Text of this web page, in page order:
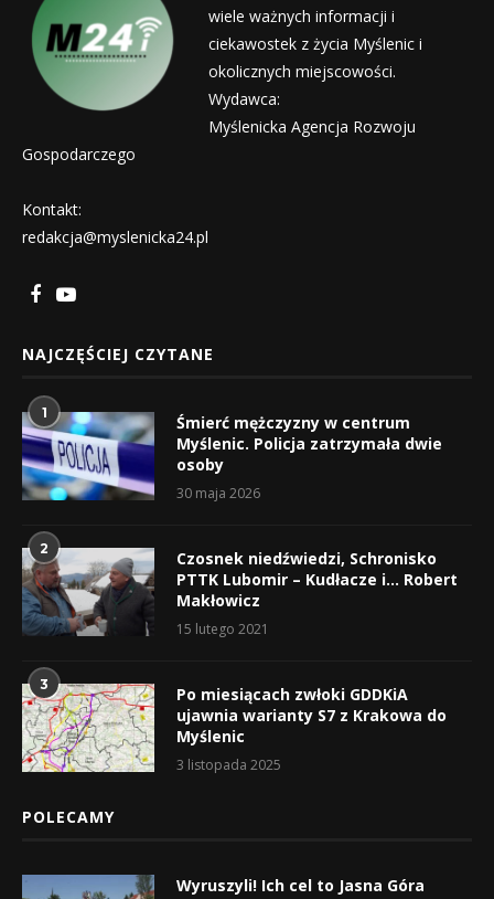
wiele ważnych informacji i
ciekawostek z życia Myślenic i
okolicznych miejscowości.
Wydawca:
Myślenicka Agencja Rozwoju
Gospodarczego
Kontakt:
redakcja@myslenicka24.pl
NAJCZĘŚCIEJ CZYTANE
1
Śmierć mężczyzny w centrum
Myślenic. Policja zatrzymała dwie
osoby
30 maja 2026
2
Czosnek niedźwiedzi, Schronisko
PTTK Lubomir – Kudłacze i… Robert
Makłowicz
15 lutego 2021
3
Po miesiącach zwłoki GDDKiA
ujawnia warianty S7 z Krakowa do
Myślenic
3 listopada 2025
POLECAMY
Wyruszyli! Ich cel to Jasna Góra